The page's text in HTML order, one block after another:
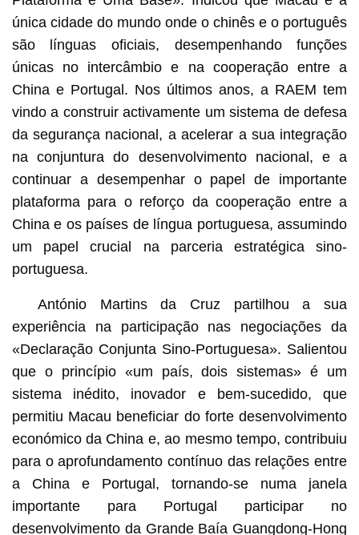
única cidade do mundo onde o chinês e o português
são línguas oficiais, desempenhando funções
únicas no intercâmbio e na cooperação entre a
China e Portugal. Nos últimos anos, a RAEM tem
vindo a construir activamente um sistema de defesa
da segurança nacional, a acelerar a sua integração
na conjuntura do desenvolvimento nacional, e a
continuar a desempenhar o papel de importante
plataforma para o reforço da cooperação entre a
China e os países de língua portuguesa, assumindo
um papel crucial na parceria estratégica sino-
portuguesa.
António Martins da Cruz partilhou a sua
experiência na participação nas negociações da
«Declaração Conjunta Sino-Portuguesa». Salientou
que o princípio «um país, dois sistemas» é um
sistema inédito, inovador e bem-sucedido, que
permitiu Macau beneficiar do forte desenvolvimento
económico da China e, ao mesmo tempo, contribuiu
para o aprofundamento contínuo das relações entre
a China e Portugal, tornando-se numa janela
importante para Portugal participar no
desenvolvimento da Grande Baía Guangdong-Hong